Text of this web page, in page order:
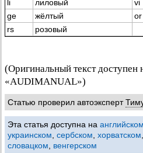
li
лиловый vi
ge
жёлтый or
rs
розовый
(Оригинальный текст доступен
«AUDIMANUAL»)
Статью проверил автоэксперт
Эта статья доступна на английском
украинском сербском хорватском
словацком
венгерском